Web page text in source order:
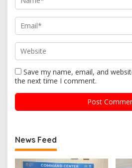
Save my name, email, and
the next time I comment.
News Feed